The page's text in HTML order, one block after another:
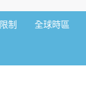
內容進行統計與
不涉及特定個
制 全球時區